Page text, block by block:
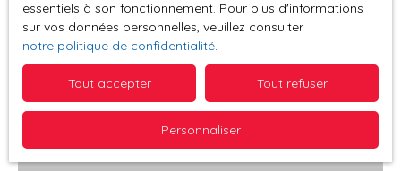
essentiels à son fonctionnement. Pour plus d'informations
sur vos données personnelles, veuillez consulter
notre politique de confidentialité.
Tout accepter Tout refuser
Personnaliser